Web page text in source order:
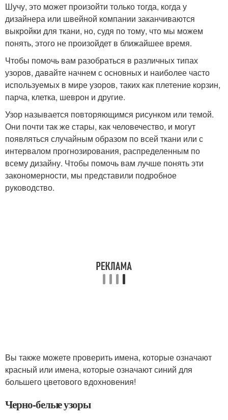
Шучу, это может произойти только тогда, когда у
дизайнера или швейной компании заканчиваются
выкройки для ткани, но, судя по тому, что мы можем
понять, этого не произойдет в ближайшее время.
Чтобы помочь вам разобраться в различных типах
узоров, давайте начнем с основных и наиболее часто
используемых в мире узоров, таких как плетение корзин,
парча, клетка, шеврон и другие.
Узор называется повторяющимся рисунком или темой.
Они почти так же стары, как человечество, и могут
появляться случайным образом по всей ткани или с
интервалом прогнозирования, распределенным по
всему дизайну. Чтобы помочь вам лучше понять эти
закономерности, мы представили подробное
руководство.
Вы также можете проверить имена, которые означают
красный или имена, которые означают синий для
большего цветового вдохновения!
Черно-белые узоры